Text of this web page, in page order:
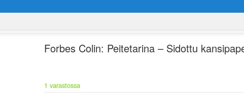
Forbes Colin: Peitetarina – Sidottu
1 varastossa